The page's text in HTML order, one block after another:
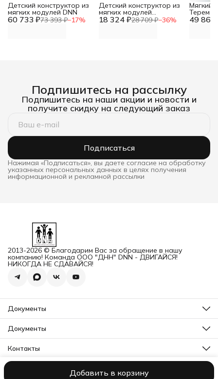
Добавить в корзину
60 733 ₽73 393 ₽−17%
Детский конструктор из
мягких модулей DNN
18 324 ₽28 709 ₽−36%
Детский конструктор из
мягких модулей
Строитель (20 49 867
Мягкий
Теремок
Подпишитесь на рассылку
Подпишитесь на наши акции и новости и
получите скидку на следующий заказ
Подписаться
Нажимая «Подписаться», вы даете согласие на обработку
указанных персональных данных в целях получения
информационной и рекламной рассылки
2013-2026 © Благодарим Вас за обращение в нашу
компанию! Команда ООО "ДНН" DNN - ДВИГАЙСЯ!
НИКОГДА НЕ СДАВАЙСЯ!
Документы
ОГРН
Карточка ООО ДННСПОРТ
Сертификат соответствия
Карточка ООО ДНН
Документы
Прайс ДНН 12-2025
Свидетельство на товарный знак
Отказное письмо DNN
Заявление на возврат товара физ лицо
Заявление на возврат товара юр лицо
Контакты
Адрес
КонтактыПолитика конфиденциальности